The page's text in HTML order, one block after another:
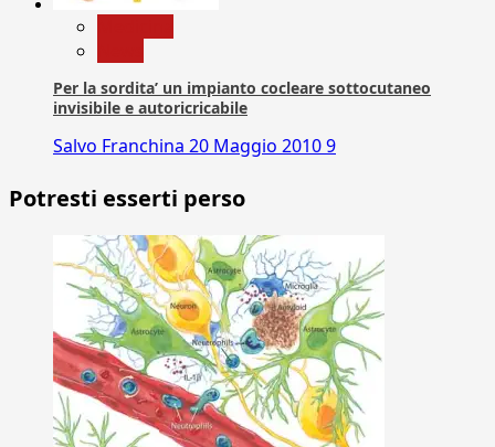
Per la sordita’ un impianto cocleare sottocutaneo
invisibile e autoricricabile
Salvo Franchina 20 Maggio 20109
Potresti esserti perso